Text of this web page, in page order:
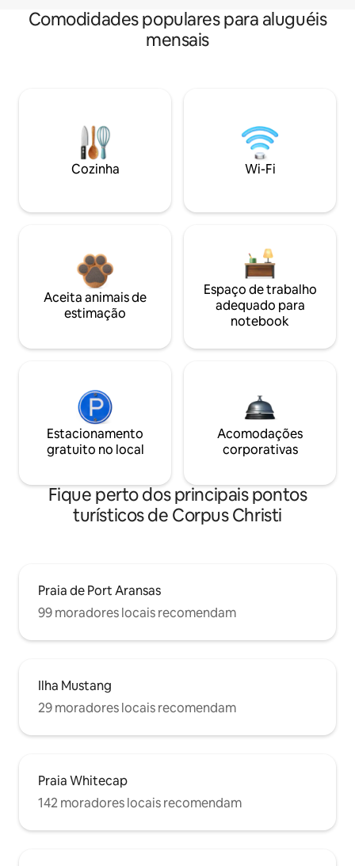
Comodidades populares para aluguéis
mensais
Cozinha Wi-Fi
Aceita animais de
estimação
Espaço de trabalho
adequado para
notebook
Estacionamento
gratuito no local
Acomodações
corporativas
Fique perto dos principais pontos
turísticos de Corpus Christi
Praia de Port Aransas
99 moradores locais recomendam
Ilha Mustang
29 moradores locais recomendam
Praia Whitecap
142 moradores locais recomendam